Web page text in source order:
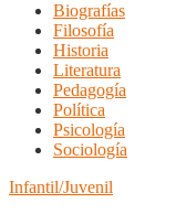
Biografías
Filosofía
Historia
Literatura
Pedagogía
Política
Psicología
Sociología
Infantil/Juvenil